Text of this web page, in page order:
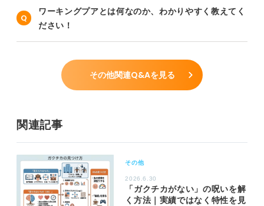
ワーキングプアとは何なのか、わかりやすく教えてく
ださい！
その他関連Q&Aを見る
関連記事
その他
2026.6.30
「ガクチカがない」の呪いを解
く方法｜実績ではなく特性を見